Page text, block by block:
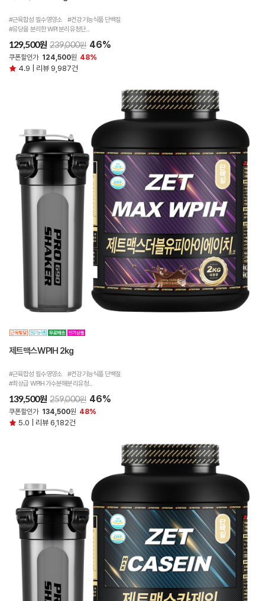
#근육합성 필수영양소 #건강기능식품 단백질
#유당을 분리한 WPI 분리유청단...
129,500원 239,000원 46%
쿠폰할인가 124,500원 48%
4.9 | 리뷰 9,987건
제트맥스WPIH 2kg
#근육합성 필수영양소 #건강기능식품 단백질
#최상급 WPIH 가수분해분리유청...
139,500원 259,000원 46%
쿠폰할인가 134,500원 48%
5.0 | 리뷰 6,182건